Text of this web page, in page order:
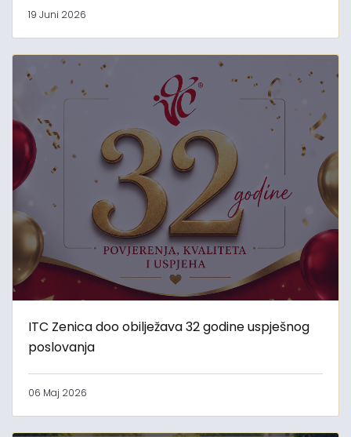
19 Juni 2026
ITC Zenica doo obilježava 32 godine uspješnog
poslovanja
06 Maj 2026